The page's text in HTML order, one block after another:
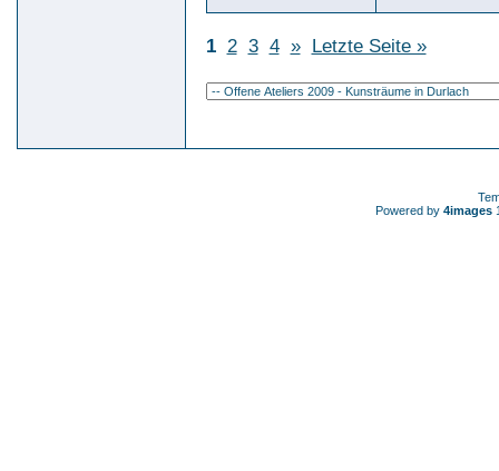
1 2 3 4 » Letzte Seite »
Powered by 4images